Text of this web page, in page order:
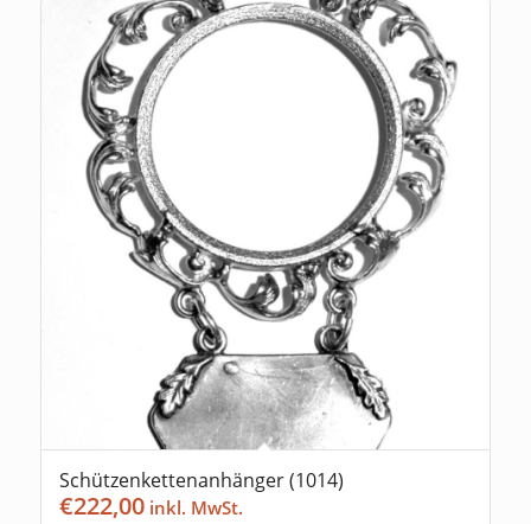
Schützenkettenanhänger (1014)
€222,00